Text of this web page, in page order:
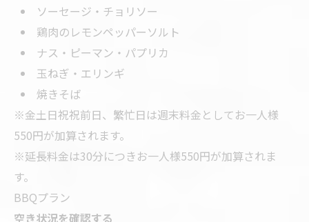
ソーセージ・チョリソー
鶏肉のレモンペッパーソルト
ナス・ピーマン・パプリカ
玉ねぎ・エリンギ
焼きそば
※金土日祝祝前日、繁忙日は週末料金としてお一人様
550円が加算されます。
※延長料金は30分につきお一人様550円が加算されま
す。
BBQプラン
空き状況を確認する